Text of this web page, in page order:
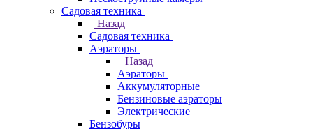
Садовая техника
Назад
Садовая техника
Аэраторы
Назад
Аэраторы
Аккумуляторные
Бензиновые аэраторы
Электрические
Бензобуры